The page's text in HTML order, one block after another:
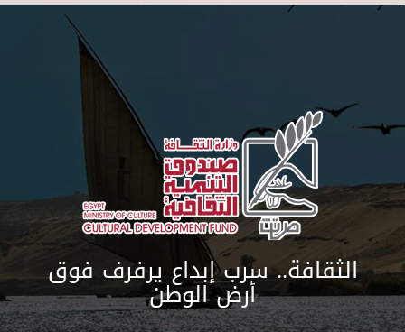
Skip to main content
الثقافة.. سرب إبداع يرفرف فوق
أرض الوطن